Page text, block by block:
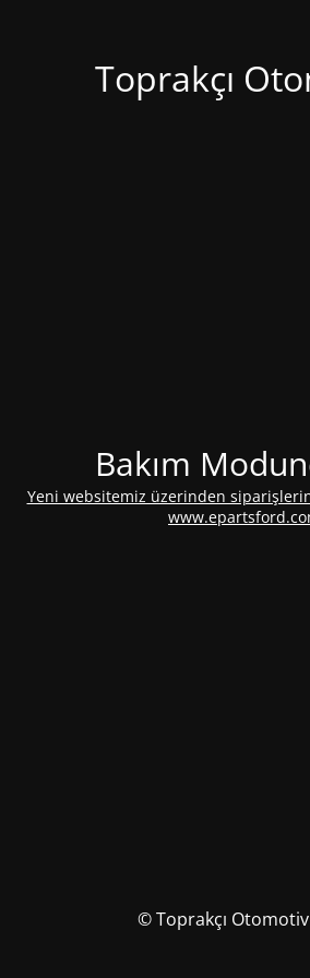
Toprakçı
Bakım
Yeni websitemiz üzerinden
© Toprakçı